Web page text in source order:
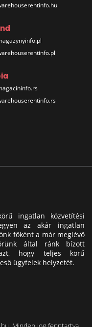
ingatlan közvetítési
az akár ingatlan
főként a már meglévő
által ránk bízott
hogy teljes körű
ügyfelek helyzetét.